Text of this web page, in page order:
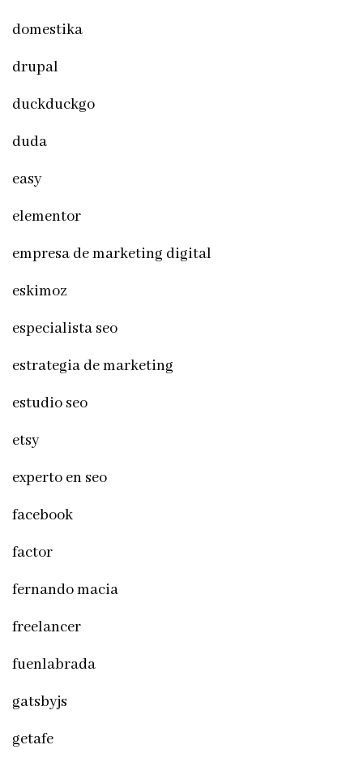
domestika
drupal
duckduckgo
duda
easy
elementor
empresa de marketing digital
eskimoz
especialista seo
estrategia de marketing
estudio seo
etsy
experto en seo
facebook
factor
fernando macia
freelancer
fuenlabrada
gatsbyjs
getafe